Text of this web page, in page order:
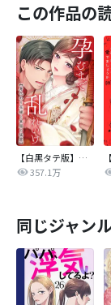
この作品の
【白黒タテ版】孕むまで乱れいけ～身代わり花嫁と軍服の猛愛
357.1万
同じジャン